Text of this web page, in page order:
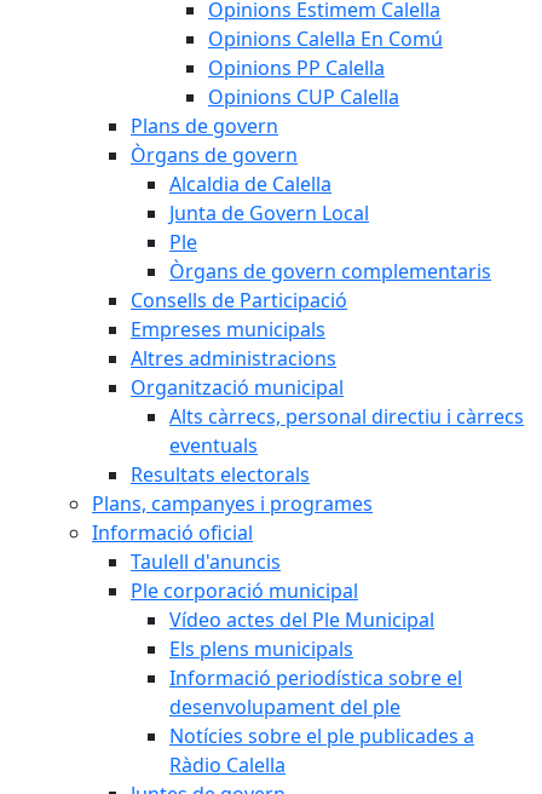
Opinions Estimem Calella
Opinions Calella En Comú
Opinions PP Calella
Opinions CUP Calella
Plans de govern
Òrgans de govern
Alcaldia de Calella
Junta de Govern Local
Ple
Òrgans de govern complementaris
Consells de Participació
Empreses municipals
Altres administracions
Organització municipal
Alts càrrecs, personal directiu i càrrecs
eventuals
Resultats electorals
Plans, campanyes i programes
Informació oficial
Taulell d'anuncis
Ple corporació municipal
Vídeo actes del Ple Municipal
Els plens municipals
Informació periodística sobre el
desenvolupament del ple
Notícies sobre el ple publicades a
Ràdio Calella